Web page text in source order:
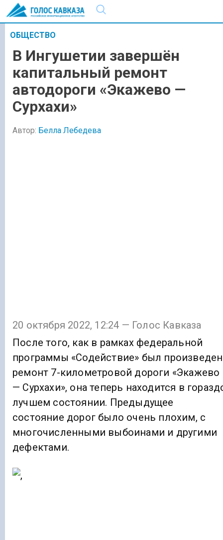
ОБЩЕСТВО
В Ингушетии завершён
капитальный ремонт
автодороги «Экажево —
Сурхахи»
Автор: Белла Лебедева
20 октября 2022, 12:24 — Голос Кавказа
После того, как в рамках федеральной
программы «Содействие» был произведен
ремонт 7-километровой дороги «Экажево
— Сурхахи», она теперь находится в
лучшем состоянии. Предыдущее
состояние дорог было очень плохим, с
многочисленными выбоинами и другими
дефектами.